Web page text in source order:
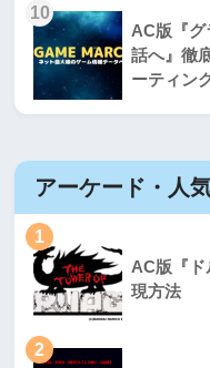
10
AC版『グ
話へ』徹
ーティン
アーケード・人
1
AC版『ド
現方法
2